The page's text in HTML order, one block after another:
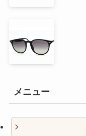
メニュー